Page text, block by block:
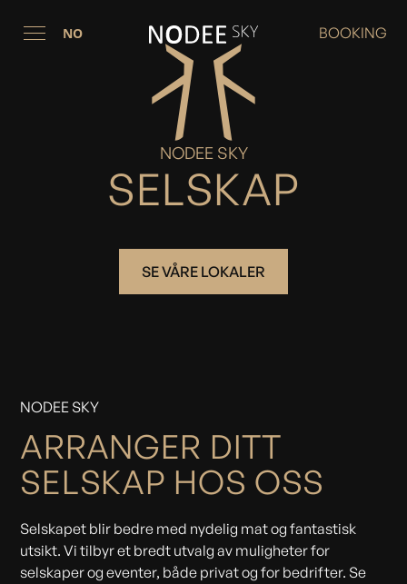
NO BOOKING
NODEE SKY
SELSKAP
SE VÅRE LOKALER
NODEE SKY
ARRANGER DITT
SELSKAP HOS OSS
Selskapet blir bedre med nydelig mat og fantastisk
utsikt. Vi tilbyr et bredt utvalg av muligheter for
selskaper og eventer, både privat og for bedrifter. Se